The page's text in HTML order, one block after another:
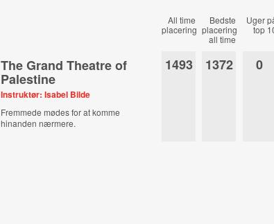
All time
placering
Bedste
placering
all time
Uger
top
The Grand Theatre of
Palestine
Instruktør: Isabel Bilde
Fremmede mødes for at komme
hinanden nærmere.
1493 1372 0